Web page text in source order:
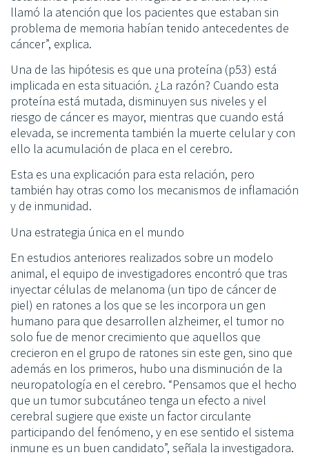
llamó la atención que los pacientes que estaban sin
problema de memoria habían tenido antecedentes de
cáncer”, explica.
Una de las hipótesis es que una proteína (p53) está
implicada en esta situación. ¿La razón? Cuando esta
proteína está mutada, disminuyen sus niveles y el
riesgo de cáncer es mayor, mientras que cuando está
elevada, se incrementa también la muerte celular y con
ello la acumulación de placa en el cerebro.
Esta es una explicación para esta relación, pero
también hay otras como los mecanismos de inflamación
y de inmunidad.
Una estrategia única en el mundo
En estudios anteriores realizados sobre un modelo
animal, el equipo de investigadores encontró que tras
inyectar células de melanoma (un tipo de cáncer de
piel) en ratones a los que se les incorpora un gen
humano para que desarrollen alzheimer, el tumor no
solo fue de menor crecimiento que aquellos que
crecieron en el grupo de ratones sin este gen, sino que
además en los primeros, hubo una disminución de la
neuropatología en el cerebro. “Pensamos que el hecho
que un tumor subcutáneo tenga un efecto a nivel
cerebral sugiere que existe un factor circulante
participando del fenómeno, y en ese sentido el sistema
inmune es un buen candidato”, señala la investigadora.